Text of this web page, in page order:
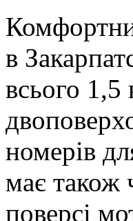
в
всього 1,5
номерів
має також
поверсі